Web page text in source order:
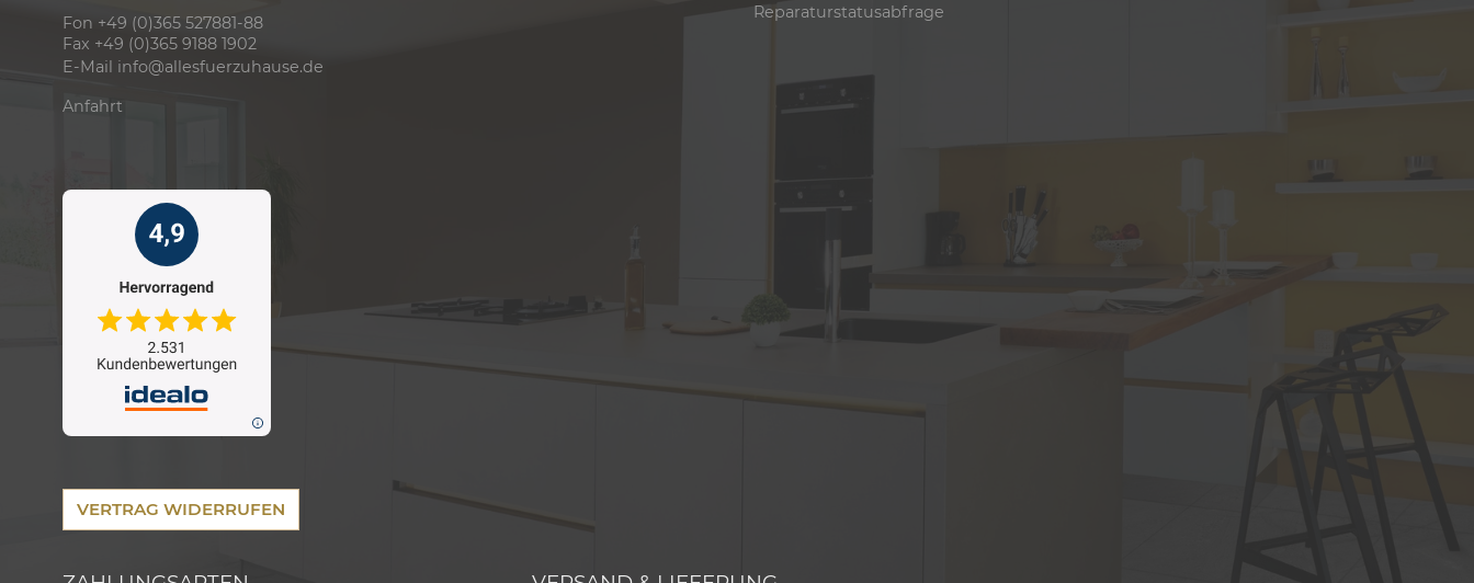
Fon +49 (0)365 527881-88
Fax +49 (0)365 9188 1902
E-Mail info@allesfuerzuhause.de
Anfahrt
Reparaturstatusabfrage
VERTRAG WIDERRUFEN